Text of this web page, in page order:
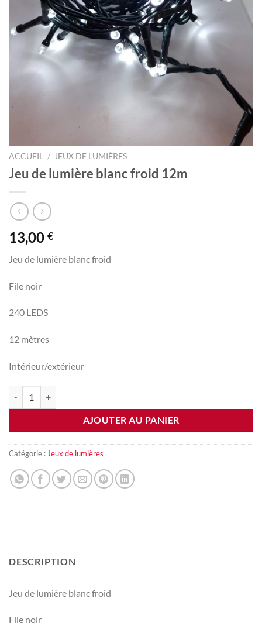
ACCUEIL / JEUX DE LUMIÈRES
Jeu de lumière blanc froid 12m
13,00 €
Jeu de lumière blanc froid
File noir
240 LEDS
12 mètres
Intérieur/extérieur
AJOUTER AU PANIER
Catégorie : Jeux de lumières
DESCRIPTION
Jeu de lumière blanc froid
File noir